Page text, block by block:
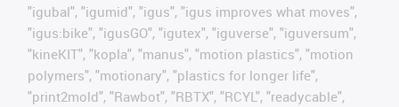
"igubal", "igumid", "igus", "igus improves what moves",
"igus:bike", "igusGO", "igutex", "iguverse", "iguversum",
"kineKIT", "kopla", "manus", "motion plastics", "motion
polymers", "motionary", "plastics for longer life",
"print2mold", "Rawbot", "RBTX", "RCYL", "readycable",